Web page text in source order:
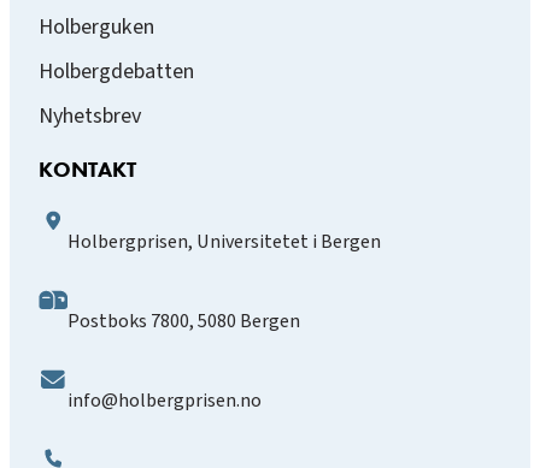
Holberguken
Holbergdebatten
Nyhetsbrev
KONTAKT
Holbergprisen, Universitetet i Bergen
Postboks 7800, 5080 Bergen
info@holbergprisen.no